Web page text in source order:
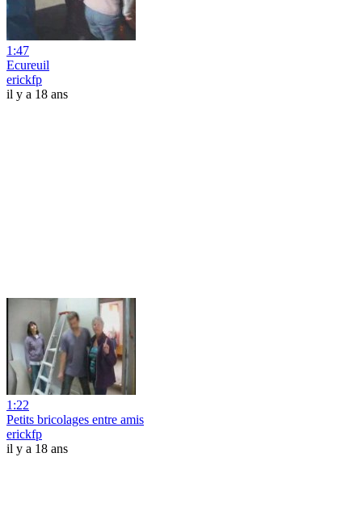
1:47
Ecureuil
erickfp
il y a 18 ans
1:22
Petits bricolages entre amis
erickfp
il y a 18 ans